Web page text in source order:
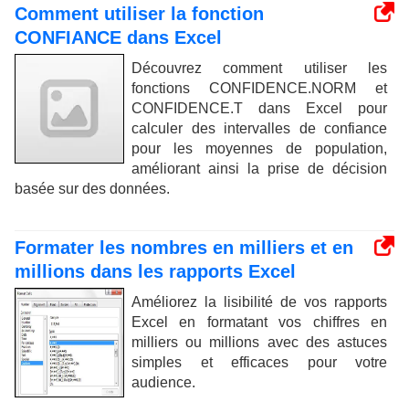
Comment utiliser la fonction
CONFIANCE dans Excel
Découvrez comment utiliser les
fonctions CONFIDENCE.NORM et
CONFIDENCE.T dans Excel pour
calculer des intervalles de confiance
pour les moyennes de population,
améliorant ainsi la prise de décision
basée sur des données.
Formater les nombres en milliers et en
millions dans les rapports Excel
Améliorez la lisibilité de vos rapports
Excel en formatant vos chiffres en
milliers ou millions avec des astuces
simples et efficaces pour votre
audience.